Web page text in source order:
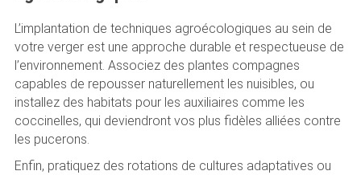
L’implantation de techniques agroécologiques au sein de
votre verger est une approche durable et respectueuse de
l’environnement. Associez des plantes compagnes
capables de repousser naturellement les nuisibles, ou
installez des habitats pour les auxiliaires comme les
coccinelles, qui deviendront vos plus fidèles alliées contre
les pucerons.
Enfin, pratiquez des rotations de cultures adaptatives ou